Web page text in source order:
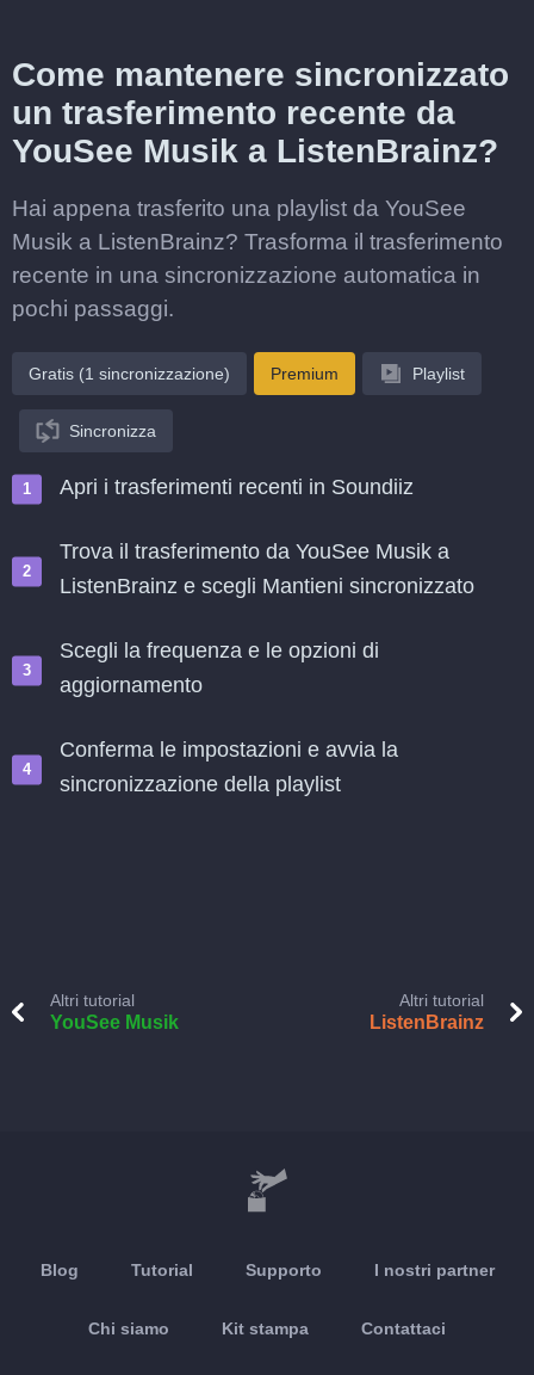
Come mantenere sincronizzato
un trasferimento recente da
YouSee Musik a ListenBrainz?
Hai appena trasferito una playlist da YouSee
Musik a ListenBrainz? Trasforma il trasferimento
recente in una sincronizzazione automatica in
pochi passaggi.
Gratis (1 sincronizzazione) Premium Playlist
Sincronizza
Apri i trasferimenti recenti in Soundiiz
Trova il trasferimento da YouSee Musik a
ListenBrainz e scegli Mantieni sincronizzato
Scegli la frequenza e le opzioni di
aggiornamento
Conferma le impostazioni e avvia la
sincronizzazione della playlist
Altri tutorial
YouSee Musik
Altri tutorial
ListenBrainz
Blog Tutorial Supporto I nostri partner
Chi siamo Kit stampa Contattaci